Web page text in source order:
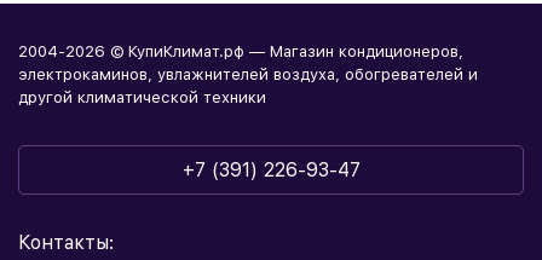
2004-2026 © КупиКлимат.рф — Магазин кондиционеров,
электрокаминов, увлажнителей воздуха, обогревателей и
другой климатической техники
+7 (391) 226-93-47
Контакты: